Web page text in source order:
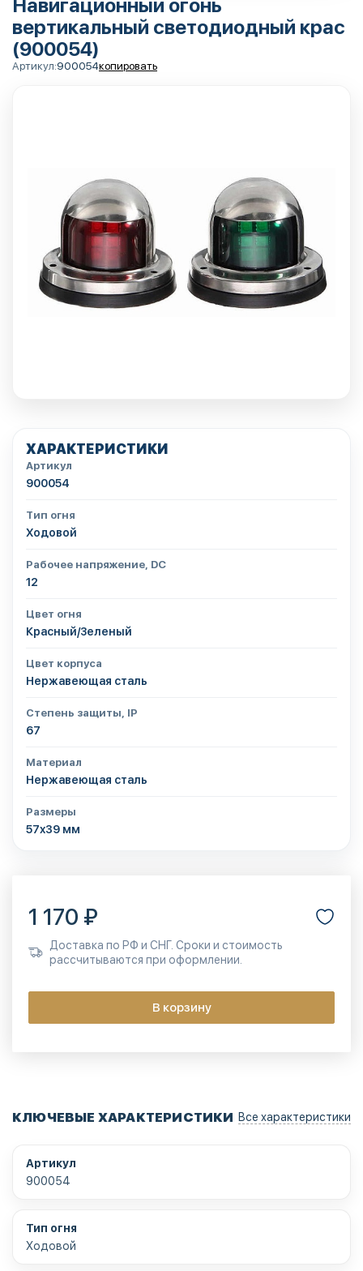
Навигационный огонь
вертикальный светодиодный крас
(900054)
Артикул:900054копировать
ХАРАКТЕРИСТИКИ
Артикул
900054
Тип огня
Ходовой
Рабочее напряжение, DC
12
Цвет огня
Красный/Зеленый
Цвет корпуса
Нержавеющая сталь
Степень защиты, IP
67
Материал
Нержавеющая сталь
Размеры
57х39 мм
1 170 ₽
Доставка по РФ и СНГ. Сроки и стоимость
рассчитываются при оформлении.
В корзину
КЛЮЧЕВЫЕ ХАРАКТЕРИСТИКИ Все характеристики
Артикул
900054
Тип огня
Ходовой